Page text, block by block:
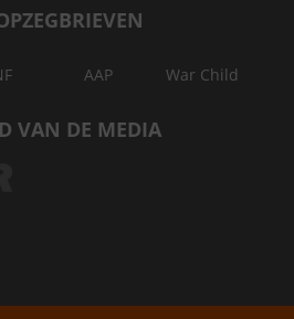
AAP War Child
VAN DE MEDIA